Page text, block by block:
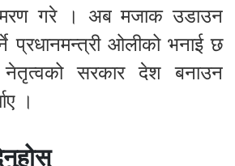
गरे । अब मजाक उडाउन
प्रधानमन्त्री ओलीको भनाई छ
सरकार देश बनाउन
।